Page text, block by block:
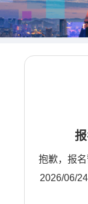
抱歉，报
2026/06/